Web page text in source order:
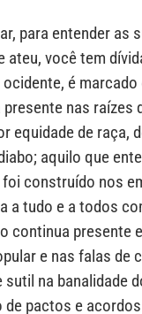
para entender as
você tem
é marcado
nas
de raça,
aquilo que
construído nos
a tudo e a todos
continua presente
e nas falas de
na banalidade
pactos e